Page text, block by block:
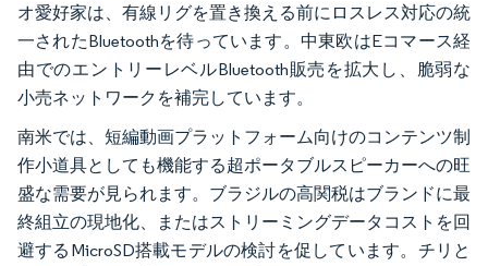
オ愛好家は、有線リグを置き換える前にロスレス対応の統
一されたBluetoothを待っています。中東欧はEコマース経
由でのエントリーレベルBluetooth販売を拡大し、脆弱な
小売ネットワークを補完しています。
南米では、短編動画プラットフォーム向けのコンテンツ制
作小道具としても機能する超ポータブルスピーカーへの旺
盛な需要が見られます。ブラジルの高関税はブランドに最
終組立の現地化、またはストリーミングデータコストを回
避するMicroSD搭載モデルの検討を促しています。チリと